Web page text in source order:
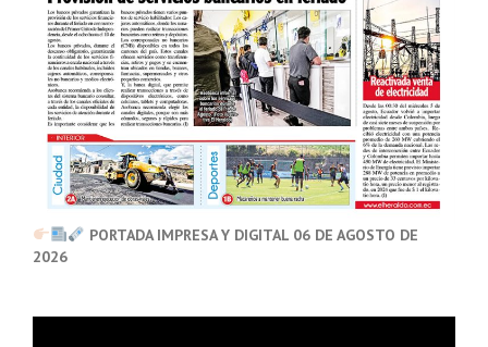
PORTADA IMPRESA Y DIGITAL 06 DE AGOSTO DE
2026